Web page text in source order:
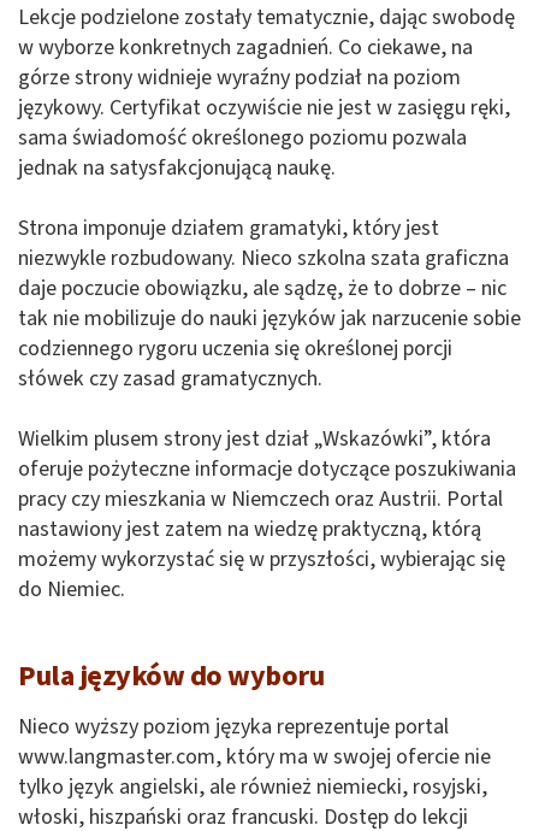
Lekcje podzielone zostały tematycznie, dając swobodę
w wyborze konkretnych zagadnień. Co ciekawe, na
górze strony widnieje wyraźny podział na poziom
językowy. Certyfikat oczywiście nie jest w zasięgu ręki,
sama świadomość określonego poziomu pozwala
jednak na satysfakcjonującą naukę.
Strona imponuje działem gramatyki, który jest
niezwykle rozbudowany. Nieco szkolna szata graficzna
daje poczucie obowiązku, ale sądzę, że to dobrze – nic
tak nie mobilizuje do nauki języków jak narzucenie sobie
codziennego rygoru uczenia się określonej porcji
słówek czy zasad gramatycznych.
Wielkim plusem strony jest dział „Wskazówki”, która
oferuje pożyteczne informacje dotyczące poszukiwania
pracy czy mieszkania w Niemczech oraz Austrii. Portal
nastawiony jest zatem na wiedzę praktyczną, którą
możemy wykorzystać się w przyszłości, wybierając się
do Niemiec.
Pula języków do wyboru
Nieco wyższy poziom języka reprezentuje portal
www.langmaster.com, który ma w swojej ofercie nie
tylko język angielski, ale również niemiecki, rosyjski,
włoski, hiszpański oraz francuski. Dostęp do lekcji